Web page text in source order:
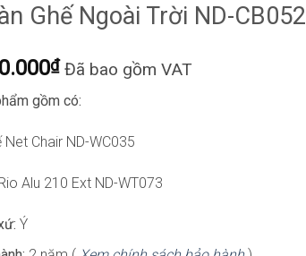
Ghế Ngoài Trời ND-CB052
₫ Đã bao gồm VAT
gồm có:
Net Chair ND-WC035
Alu 210 Ext ND-WT073
Ý